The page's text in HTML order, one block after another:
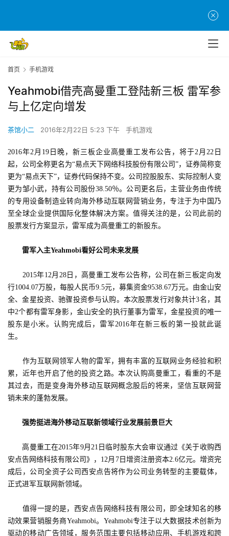
首
页
游
茶
原
业
界
游
首页 手机游戏
Yeahmobi借壳高曼重工登陆新三板 雷军参
与上亿定向增发
茶馆小二 2016年2月22日 5:23 下午 手机游戏
2016年2月19日晚，新三板企业高曼重工发布公告，将于2月22日
起，公司全称更名为“易点天下网络科技股份有限公司”，证券简称变
更为“易点天下”，证券代码保持不变。公司控股股东、实际控制人变
更为邹小武，持有公司股份38.50％。公司更名后，主营业务由传统
的专用设备制造业转向海外移动互联网营销业务，专注于为中国乃
至全球企业提供国际化整体解决方案。值得关注的是，公司此前的
股票发行方案显示，雷军成为高曼重工的新股东。
雷军入主Yeahmobi看好公司未来发展
2015年12月28日，高曼重工发布公告称，公司在新三板定向发
行1004.07万股，每股人民币9.5元，募集资金9538.67万元。由金山安
全、金星投资、驰骤投资参与认购。本次股票发行对象共计3名，其
中2个都有雷军身影，金山安全的执行董事为雷军，金星投资的唯一
股东是小米。认购完成后，雷军2016年在新三板的第一投就此诞
生。
作为互联网领军人物的雷军，拥有丰富的互联网业务经验和积
累，近年也开启了他的投资之路。本次认购高曼重工，看重的不是
其过去，而是变身海外移动互联网概念股后的将来，坚信互联网营
销未来的蓬勃发展。
强势挺进海外移动互联新领域行业发展前景巨大
高曼重工在2015年9月21日临时股东大会审议通过《关于收购西
安点告网络科技有限公司》，12月7日增资注册资本2.6亿元。增资完
成后，公司全资子公司西安点告将作为公司业务转型的主要载体，
正式进军互联网新领域。
值得一提的是，西安点告网络科技有限公司，即全球知名的移
动效果营销服务商Yeahmobi。Yeahmobi专注于以大数据技术创新为
驱动的移动广告领域，服务范围主要包括移动应用、手机游戏和跨